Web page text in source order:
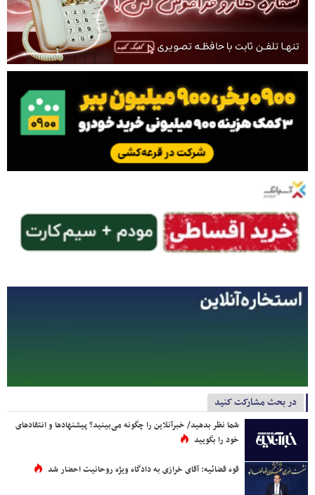
در بحث مشارکت کنید
شما نظر بدهید/ خبرآنلاین را چگونه می‌بینید؟ پیشنهادها و انتقادهای
خود را بگویید
قوه قضائیه: آقای خرازی به دادگاه ویژه روحانیت احضار شد